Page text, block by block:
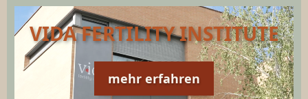
VIDA FERTILITY INSTITUTE
mehr erfahren